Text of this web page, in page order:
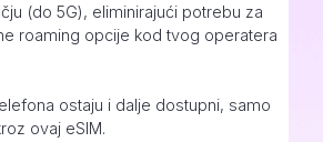
(do 5G), eliminirajući potrebu za
roaming opcije kod tvog operatera
ostaju i dalje dostupni, samo
ovaj eSIM.